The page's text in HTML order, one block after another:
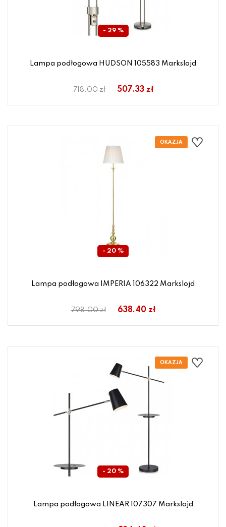
- 29 %
Lampa podłogowa HUDSON 105583 Markslojd
718.00 zł 507.33 zł
- 20 %
Lampa podłogowa IMPERIA 106322 Markslojd
798.00 zł 638.40 zł
- 20 %
Lampa podłogowa LINEAR 107307 Markslojd